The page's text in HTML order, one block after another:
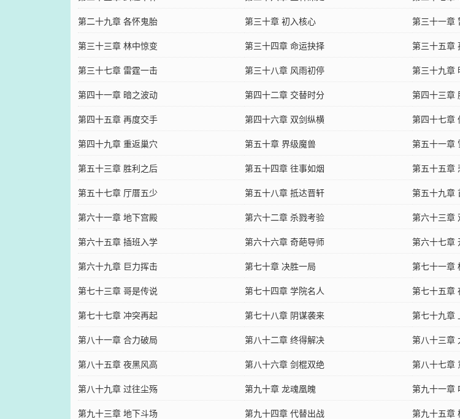
第二十九章 各怀鬼胎
第三十章 初入核心 第三十一章
第三十三章 林中惊变
第三十四章 命运抉择 第三十五章
第三十七章 雷霆一击
第三十八章 风雨初停 第三十九章
第四十一章 暗之波动
第四十二章 交替时分 第四十三章
第四十五章 再度交手
第四十六章 双剑纵横 第四十七章
第四十九章 重返巢穴
第五十章 界级魔兽 第五十一章
第五十三章 胜利之后
第五十四章 往事如烟 第五十五章
第五十七章 厅厝五少
第五十八章 抵达晋轩 第五十九章
第六十一章 地下宫殿
第六十二章 杀戮考验 第六十三章
第六十五章 插班入学
第六十六章 奇葩导师 第六十七章
第六十九章 巨力挥击
第七十章 决胜一局 第七十一章
第七十三章 哥是传说
第七十四章 学院名人 第七十五章
第七十七章 冲突再起
第七十八章 阴谋袭来 第七十九章
第八十一章 合力破局
第八十二章 终得解决 第八十三章
第八十五章 夜黑风高
第八十六章 剑棍双绝 第八十七章
第八十九章 过往尘殇
第九十章 龙魂凰魄 第九十一章
第九十三章 地下斗场
第九十四章 代替出战 第九十五章